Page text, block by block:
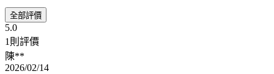
全部評價
5.0
1則評價
陳**
2026/02/14